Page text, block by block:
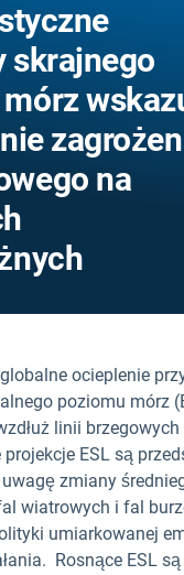
skrajnego
na
ocieplenie
poziomu mórz
linii
ESL są
zmiany
wiatrowych i fal
umiarkowanej
Rosnące ESL są